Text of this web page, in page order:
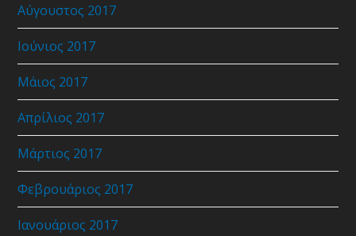
Αύγουστος 2017
Ιούνιος 2017
Μάιος 2017
Απρίλιος 2017
Μάρτιος 2017
Φεβρουάριος 2017
Ιανουάριος 2017